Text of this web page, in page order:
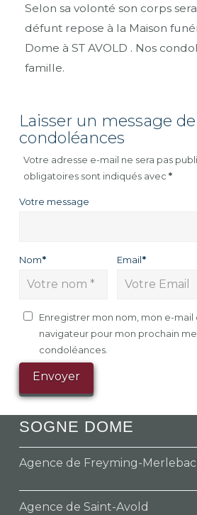
Selon sa volonté son corps
défunt repose à la Maison
Dome à ST AVOLD . Nos
famille.
Laisser un message de
condoléances
Votre adresse e-mail ne sera pas
obligatoires sont indiqués avec*
Votre message
Nom* Email*
Enregistrer mon nom, mon e-mail
navigateur pour mon prochain
condoléances.
SOGNE DOME
Agence de Freyming-
Agence de Saint-Avold